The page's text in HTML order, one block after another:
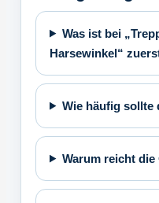
Was ist bei
Harsewinkel“
Wie häufig sollte
Warum reicht